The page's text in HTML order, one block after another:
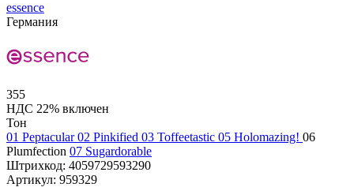
essence
Германия
355
НДС 22% включен
Тон
01 Peptacular02 Pinkified 03 Toffeetastic 05 Holomazing! 06
Plumfection 07 Sugardorable
Штрихкод: 4059729593290
Артикул: 959329